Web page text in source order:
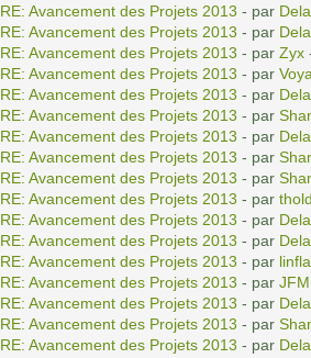
RE: Avancement des Projets 2013 - par
RE: Avancement des Projets 2013 - par
RE: Avancement des Projets 2013 - par Zyx
RE: Avancement des Projets 2013 - par
RE: Avancement des Projets 2013 - par
RE: Avancement des Projets 2013 - par
RE: Avancement des Projets 2013 - par
RE: Avancement des Projets 2013 - par
RE: Avancement des Projets 2013 - par
RE: Avancement des Projets 2013 - par
RE: Avancement des Projets 2013 - par
RE: Avancement des Projets 2013 - par
RE: Avancement des Projets 2013 - par
RE: Avancement des Projets 2013 - par JFM
RE: Avancement des Projets 2013 - par
RE: Avancement des Projets 2013 - par
RE: Avancement des Projets 2013 - par